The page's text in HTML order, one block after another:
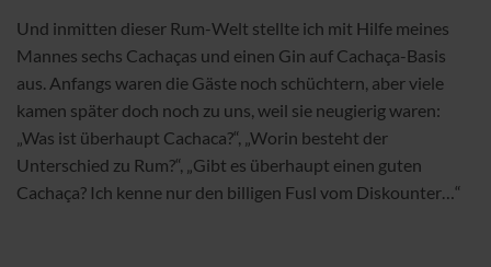
Und inmitten dieser Rum-Welt stellte ich mit Hilfe meines
Mannes sechs Cachaças und einen Gin auf Cachaça-Basis
aus. Anfangs waren die Gäste noch schüchtern, aber viele
kamen später doch noch zu uns, weil sie neugierig waren:
„Was ist überhaupt Cachaca?“, „Worin besteht der
Unterschied zu Rum?“, „Gibt es überhaupt einen guten
Cachaça? Ich kenne nur den billigen Fusl vom Diskounter…“